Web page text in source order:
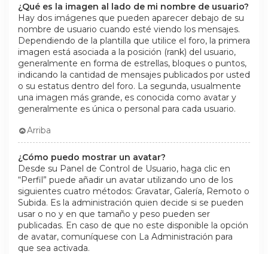
¿Qué es la imagen al lado de mi nombre de usuario?
Hay dos imágenes que pueden aparecer debajo de su
nombre de usuario cuando esté viendo los mensajes.
Dependiendo de la plantilla que utilice el foro, la primera
imagen está asociada a la posición (rank) del usuario,
generalmente en forma de estrellas, bloques o puntos,
indicando la cantidad de mensajes publicados por usted
o su estatus dentro del foro. La segunda, usualmente
una imagen más grande, es conocida como avatar y
generalmente es única o personal para cada usuario.
Arriba
¿Cómo puedo mostrar un avatar?
Desde su Panel de Control de Usuario, haga clic en
“Perfil” puede añadir un avatar utilizando uno de los
siguientes cuatro métodos: Gravatar, Galería, Remoto o
Subida. Es la administración quien decide si se pueden
usar o no y en que tamaño y peso pueden ser
publicadas. En caso de que no este disponible la opción
de avatar, comuníquese con La Administración para
que sea activada.